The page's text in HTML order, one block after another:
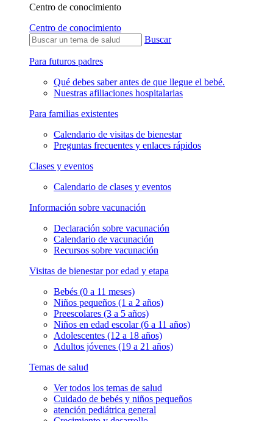
Centro de conocimiento
Centro de conocimiento
Buscar
Para futuros padres
Qué debes saber antes de que llegue el bebé.
Nuestras afiliaciones hospitalarias
Para familias existentes
Calendario de visitas de bienestar
Preguntas frecuentes y enlaces rápidos
Clases y eventos
Calendario de clases y eventos
Información sobre vacunación
Declaración sobre vacunación
Calendario de vacunación
Recursos sobre vacunación
Visitas de bienestar por edad y etapa
Bebés (0 a 11 meses)
Niños pequeños (1 a 2 años)
Preescolares (3 a 5 años)
Niños en edad escolar (6 a 11 años)
Adolescentes (12 a 18 años)
Adultos jóvenes (19 a 21 años)
Temas de salud
Ver todos los temas de salud
Cuidado de bebés y niños pequeños
atención pediátrica general